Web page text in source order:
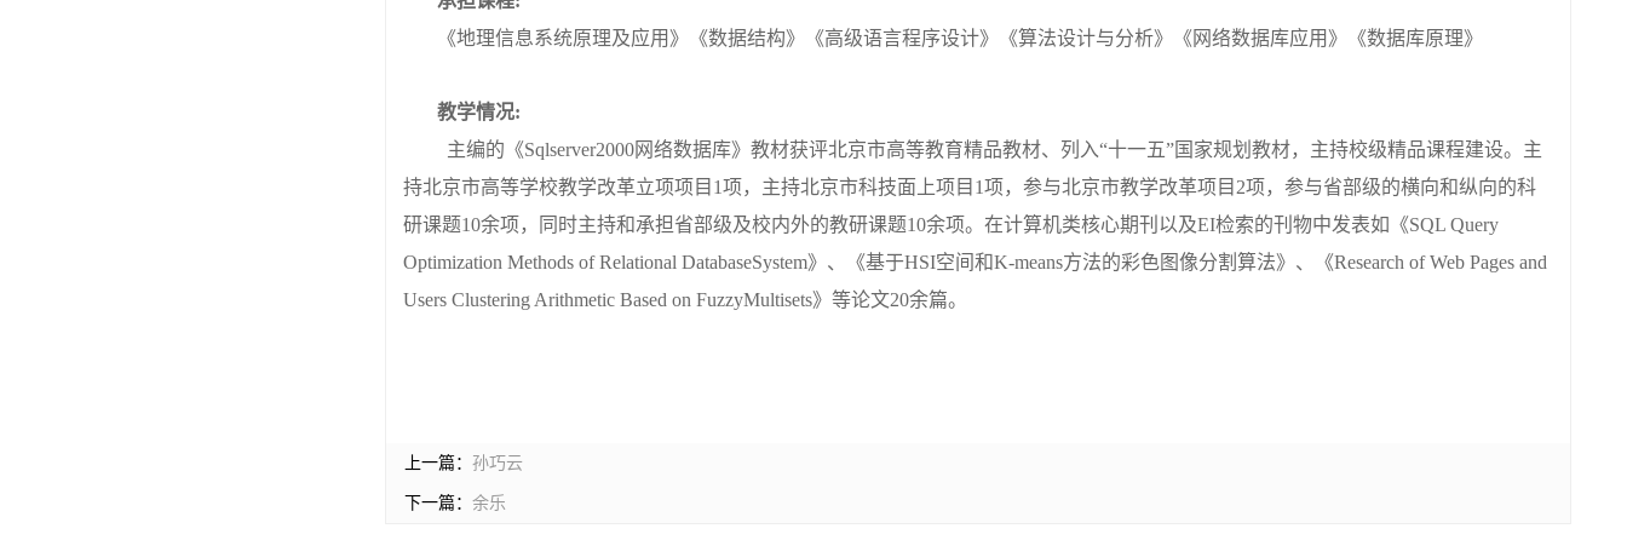
《地理信息系统原理及应用》《数据结构》《高级语言程序设计》《算法设计与分析》《网络数据库应用》《数据库原理》
教学情况:
主编的《Sqlserver2000网络数据库》教材获评北京市高等教育精品教材、列入“十一五”国家规划教材，主持校级精品课程建设。主
持北京市高等学校教学改革立项项目1项，主持北京市科技面上项目1项，参与北京市教学改革项目2项，参与省部级的横向和纵向的科
研课题10余项，同时主持和承担省部级及校内外的教研课题10余项。在计算机类核心期刊以及EI检索的刊物中发表如《SQL Query
Optimization Methods of Relational DatabaseSystem》、《基于HSI空间和K-means方法的彩色图像分割算法》、《Research of Web Pages and
Users Clustering Arithmetic Based on FuzzyMultisets》等论文20余篇。
上一篇： 孙巧云
下一篇： 余乐